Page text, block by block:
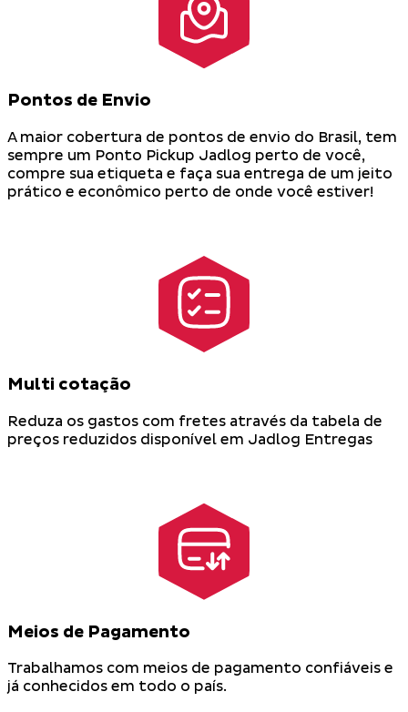
Pontos de Envio
A maior cobertura de pontos de envio do Brasil, tem
sempre um Ponto Pickup Jadlog perto de você,
compre sua etiqueta e faça sua entrega de um jeito
prático e econômico perto de onde você estiver!
Multi cotação
Reduza os gastos com fretes através da tabela de
preços reduzidos disponível em Jadlog Entregas
Meios de Pagamento
Trabalhamos com meios de pagamento confiáveis e
já conhecidos em todo o país.